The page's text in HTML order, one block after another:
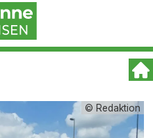
© Redaktion